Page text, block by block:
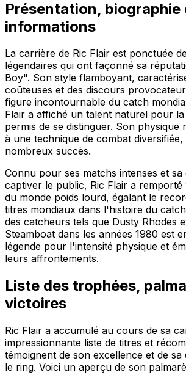
Présentation, biographie
informations
La carrière de Ric Flair est ponctuée
légendaires qui ont façonné sa
Boy". Son style flamboyant,
coûteuses et des discours
figure incontournable du catch
Flair a affiché un talent naturel pour
permis de se distinguer. Son physique
à une technique de combat
nombreux succès.
Connu pour ses matchs intenses et sa
captiver le public, Ric Flair a remporté
du monde poids lourd, égalant le
titres mondiaux dans l'histoire du
des catcheurs tels que Dusty Rhodes
Steamboat dans les années 1980 est
légende pour l'intensité physique et
leurs affrontements.
Liste des trophées,
victoires
Ric Flair a accumulé au cours de sa
impressionnante liste de titres et
témoignent de son excellence et de
le ring. Voici un aperçu de son